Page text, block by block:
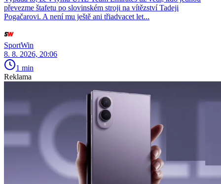
převezme štafetu po slovinském stroji na vítězství Tadeji
Pogačarovi. A není mu ještě ani třiadvacet let...
SportWin
8. 8. 2026, 20:06
1 min
Reklama